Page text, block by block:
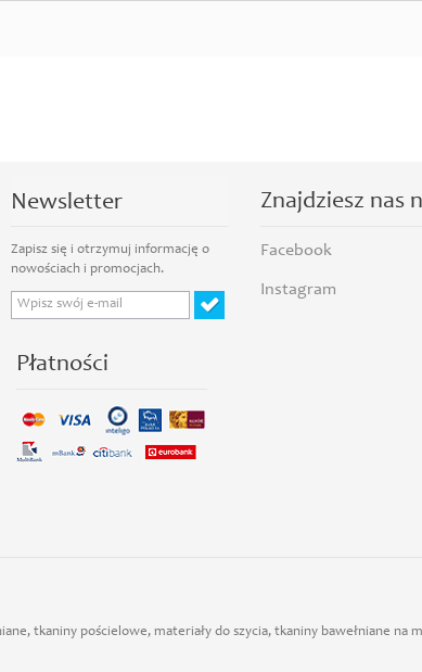
Znajdziesz nas
Facebook
Instagram
Płatności
Newsletter
tkaniny pościelowe, materiały do szycia, tkaniny bawełniane na